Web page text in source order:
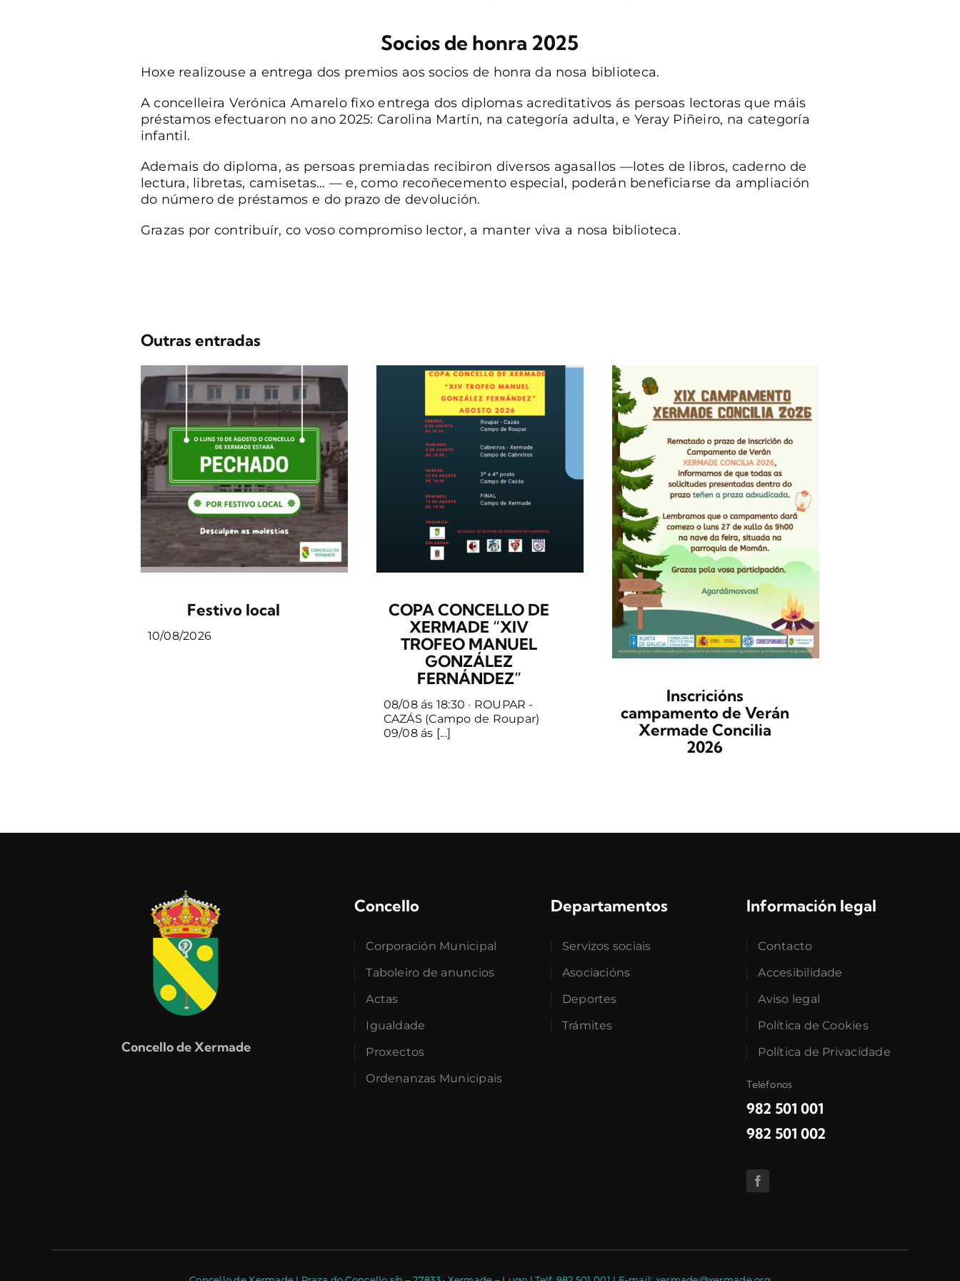
Socios de honra 2025
Hoxe realizouse a entrega dos premios aos socios de honra da nosa biblioteca.
A concelleira Verónica Amarelo fixo entrega dos diplomas acreditativos ás persoas lectoras que máis
préstamos efectuaron no ano 2025: Carolina Martín, na categoría adulta, e Yeray Piñeiro, na categoría
infantil.
Ademais do diploma, as persoas premiadas recibiron diversos agasallos —lotes de libros, caderno de
lectura, libretas, camisetas… — e, como recoñecemento especial, poderán beneficiarse da ampliación
do número de préstamos e do prazo de devolución.
Grazas por contribuír, co voso compromiso lector, a manter viva a nosa biblioteca.
Outras entradas
Festivo local
10/08/2026
COPA CONCELLO DE
XERMADE “XIV
TROFEO MANUEL
GONZÁLEZ
FERNÁNDEZ”
08/08 ás 18:30 · ROUPAR -
CAZÁS (Campo de Roupar)
09/08 ás [...]
Inscricións
campamento de Verán
Xermade Concilia
2026
Concello de Xermade
Concello
Corporación Municipal
Taboleiro de anuncios
Actas
Igualdade
Proxectos
Ordenanzas Municipais
Departamentos
Servizos sociais
Asociacións
Deportes
Trámites
Información legal
Contacto
Accesibilidade
Aviso legal
Política de Cookies
Política de Privacidade
Teléfonos
982 501 001
982 501 002